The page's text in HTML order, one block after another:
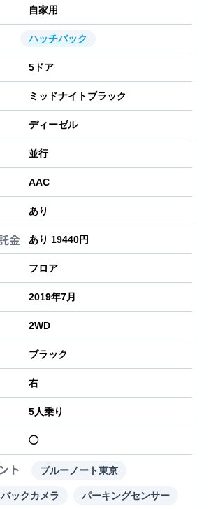
自家用
ハッチバック
5 ドア
ミッドナイトブラック
ディーゼル
並行
AAC
あり
金 あり 19440円
フロア
2019年7月
2WD
ブラック
右
5人乗り
◯
ト ブルーノート東京
バックカメラ パーキングセンサー